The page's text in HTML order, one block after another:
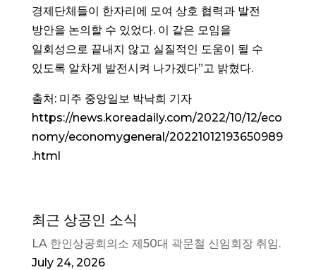
경제단체들이 한자리에 모여 상호 협력과 발전
방안을 논의할 수 있었다. 이 같은 모임을
일회성으로 끝내지 않고 실질적인 도움이 될 수
있도록 알차게 발전시켜 나가겠다”고 밝혔다.
출처: 미주 중앙일보 박낙희 기자
https://news.koreadaily.com/2022/10/12/eco
nomy/economygeneral/20221012193650989
.html
최근 상공인 소식
LA 한인상공회의소 제50대 곽문철 신임회장 취임.
July 24, 2026